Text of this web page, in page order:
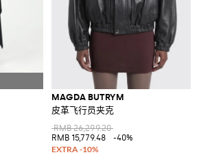
MAGDA BUTRYM
皮革飞行员夹克
RMB 26,299.20
RMB 15,779.48
-40%